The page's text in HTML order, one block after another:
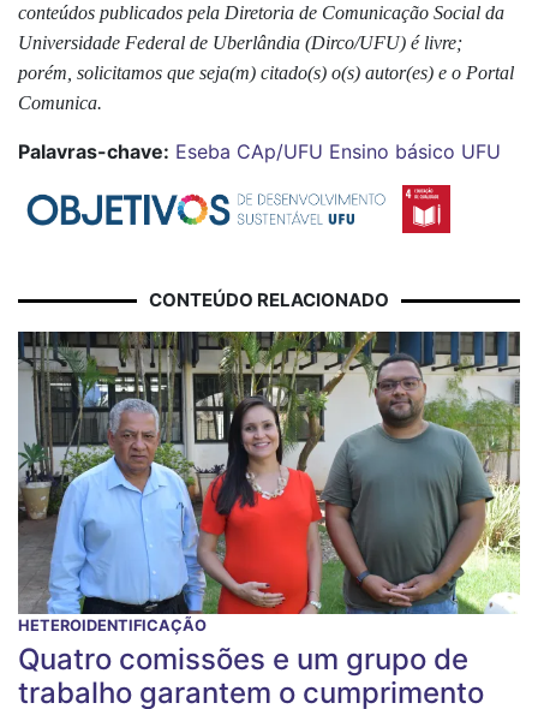
conteúdos publicados pela Diretoria de Comunicação Social da
Universidade Federal de Uberlândia (Dirco/UFU) é livre;
porém, solicitamos que seja(m) citado(s) o(s) autor(es) e o Portal
Comunica.
Palavras-chave: Eseba CAp/UFU Ensino básico UFU
CONTEÚDO RELACIONADO
HETEROIDENTIFICAÇÃO
Quatro comissões e um grupo de
trabalho garantem o cumprimento